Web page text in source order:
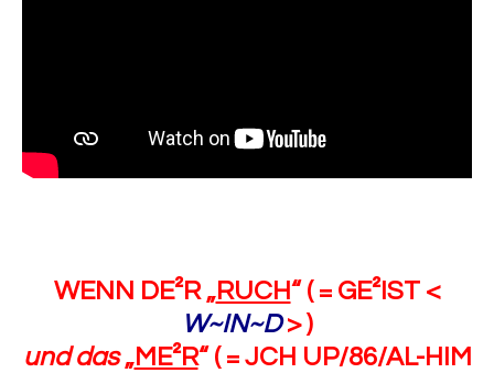
WENN DE²R „RUCH“ ( = GE²IST <
W~IN~D> )
und das„ME²R“ ( = JCH UP/86/AL-HIM